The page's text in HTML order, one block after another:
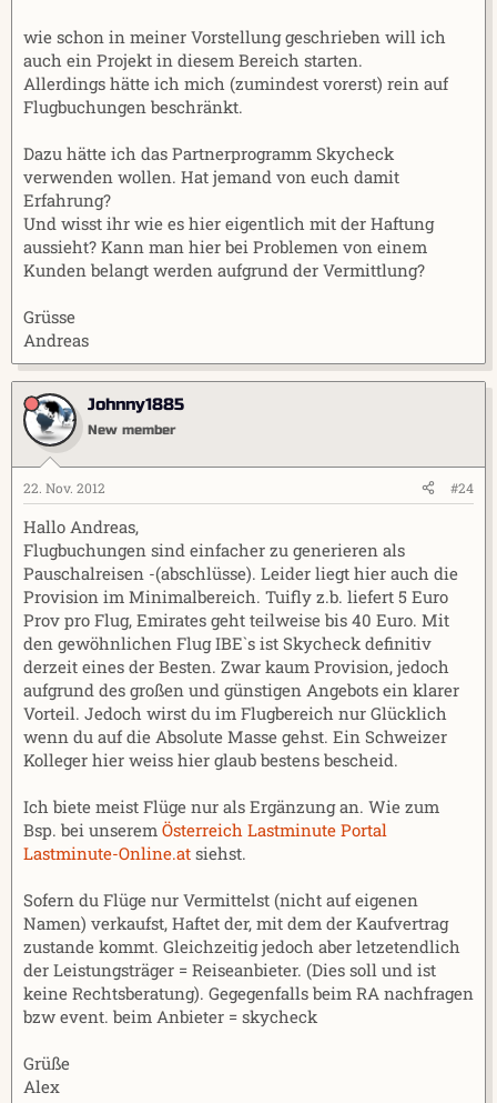
wie schon in meiner Vorstellung geschrieben will ich
auch ein Projekt in diesem Bereich starten.
Allerdings hätte ich mich (zumindest vorerst) rein auf
Flugbuchungen beschränkt.
Dazu hätte ich das Partnerprogramm Skycheck
verwenden wollen. Hat jemand von euch damit
Erfahrung?
Und wisst ihr wie es hier eigentlich mit der Haftung
aussieht? Kann man hier bei Problemen von einem
Kunden belangt werden aufgrund der Vermittlung?
Grüsse
Andreas
Johnny1885
New member
22. Nov. 2012 #24
Hallo Andreas,
Flugbuchungen sind einfacher zu generieren als
Pauschalreisen -(abschlüsse). Leider liegt hier auch die
Provision im Minimalbereich. Tuifly z.b. liefert 5 Euro
Prov pro Flug, Emirates geht teilweise bis 40 Euro. Mit
den gewöhnlichen Flug IBE`s ist Skycheck definitiv
derzeit eines der Besten. Zwar kaum Provision, jedoch
aufgrund des großen und günstigen Angebots ein klarer
Vorteil. Jedoch wirst du im Flugbereich nur Glücklich
wenn du auf die Absolute Masse gehst. Ein Schweizer
Kolleger hier weiss hier glaub bestens bescheid.
Ich biete meist Flüge nur als Ergänzung an. Wie zum
Bsp. bei unserem Österreich Lastminute Portal
Lastminute-Online.at siehst.
Sofern du Flüge nur Vermittelst (nicht auf eigenen
Namen) verkaufst, Haftet der, mit dem der Kaufvertrag
zustande kommt. Gleichzeitig jedoch aber letzetendlich
der Leistungsträger = Reiseanbieter. (Dies soll und ist
keine Rechtsberatung). Gegegenfalls beim RA nachfragen
bzw event. beim Anbieter = skycheck
Grüße
Alex